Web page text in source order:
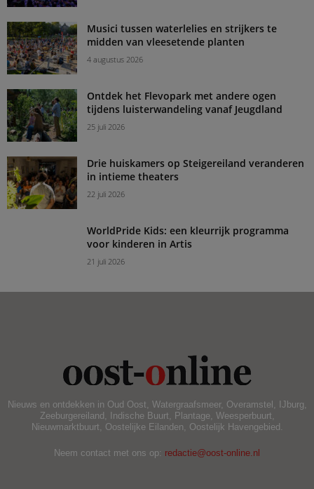
Musici tussen waterlelies en strijkers te
midden van vleesetende planten
4 augustus 2026
Ontdek het Flevopark met andere ogen
tijdens luisterwandeling vanaf Jeugdland
25 juli 2026
Drie huiskamers op Steigereiland veranderen
in intieme theaters
22 juli 2026
WorldPride Kids: een kleurrijk programma
voor kinderen in Artis
21 juli 2026
Nieuws en ontdekken in Oud Oost, Watergraafsmeer, Overamstel, IJburg,
Zeeburgereiland, Indische Buurt, Plantage, Weesperbuurt,
Nieuwmarktbuurt, Oostelijke Eilanden, Oostelijk Havengebied.
Neem contact met ons op: redactie@oost-online.nl